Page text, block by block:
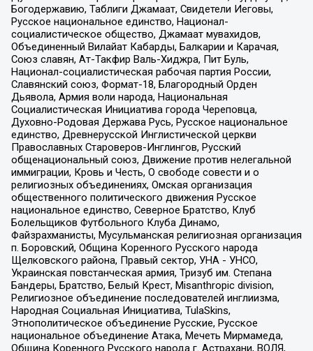
Богодержавию, Таблиги Джамаат, Свидетели Иеговы,
Русское национальное единство, Национал-
социалистическое общество, Джамаат мувахидов,
Объединенный Вилайат Кабарды, Балкарии и Карачая,
Союз славян, Ат-Такфир Валь-Хиджра, Пит Буль,
Национал-социалистическая рабочая партия России,
Славянский союз, Формат-18, Благородный Орден
Дьявола, Армия воли народа, Национальная
Социалистическая Инициатива города Череповца,
Духовно-Родовая Держава Русь, Русское национальное
единство, Древнерусской Инглистической церкви
Православных Староверов-Инглингов, Русский
общенациональный союз, Движение против нелегальной
иммиграции, Кровь и Честь, О свободе совести и о
религиозных объединениях, Омская организация
общественного политического движения Русское
национальное единство, Северное Братство, Клуб
Болельщиков Футбольного Клуба Динамо,
Файзрахманисты, Мусульманская религиозная организация
п. Боровский, Община Коренного Русского народа
Щелковского района, Правый сектор, УНА - УНСО,
Украинская повстанческая армия, Тризуб им. Степана
Бандеры, Братство, Белый Крест, Misanthropic division,
Религиозное объединение последователей инглиизма,
Народная Социальная Инициатива, TulaSkins,
Этнополитическое объединение Русские, Русское
национальное объединение Атака, Мечеть Мирмамеда,
Община Коренного Русского народа г. Астрахани, ВОЛЯ,